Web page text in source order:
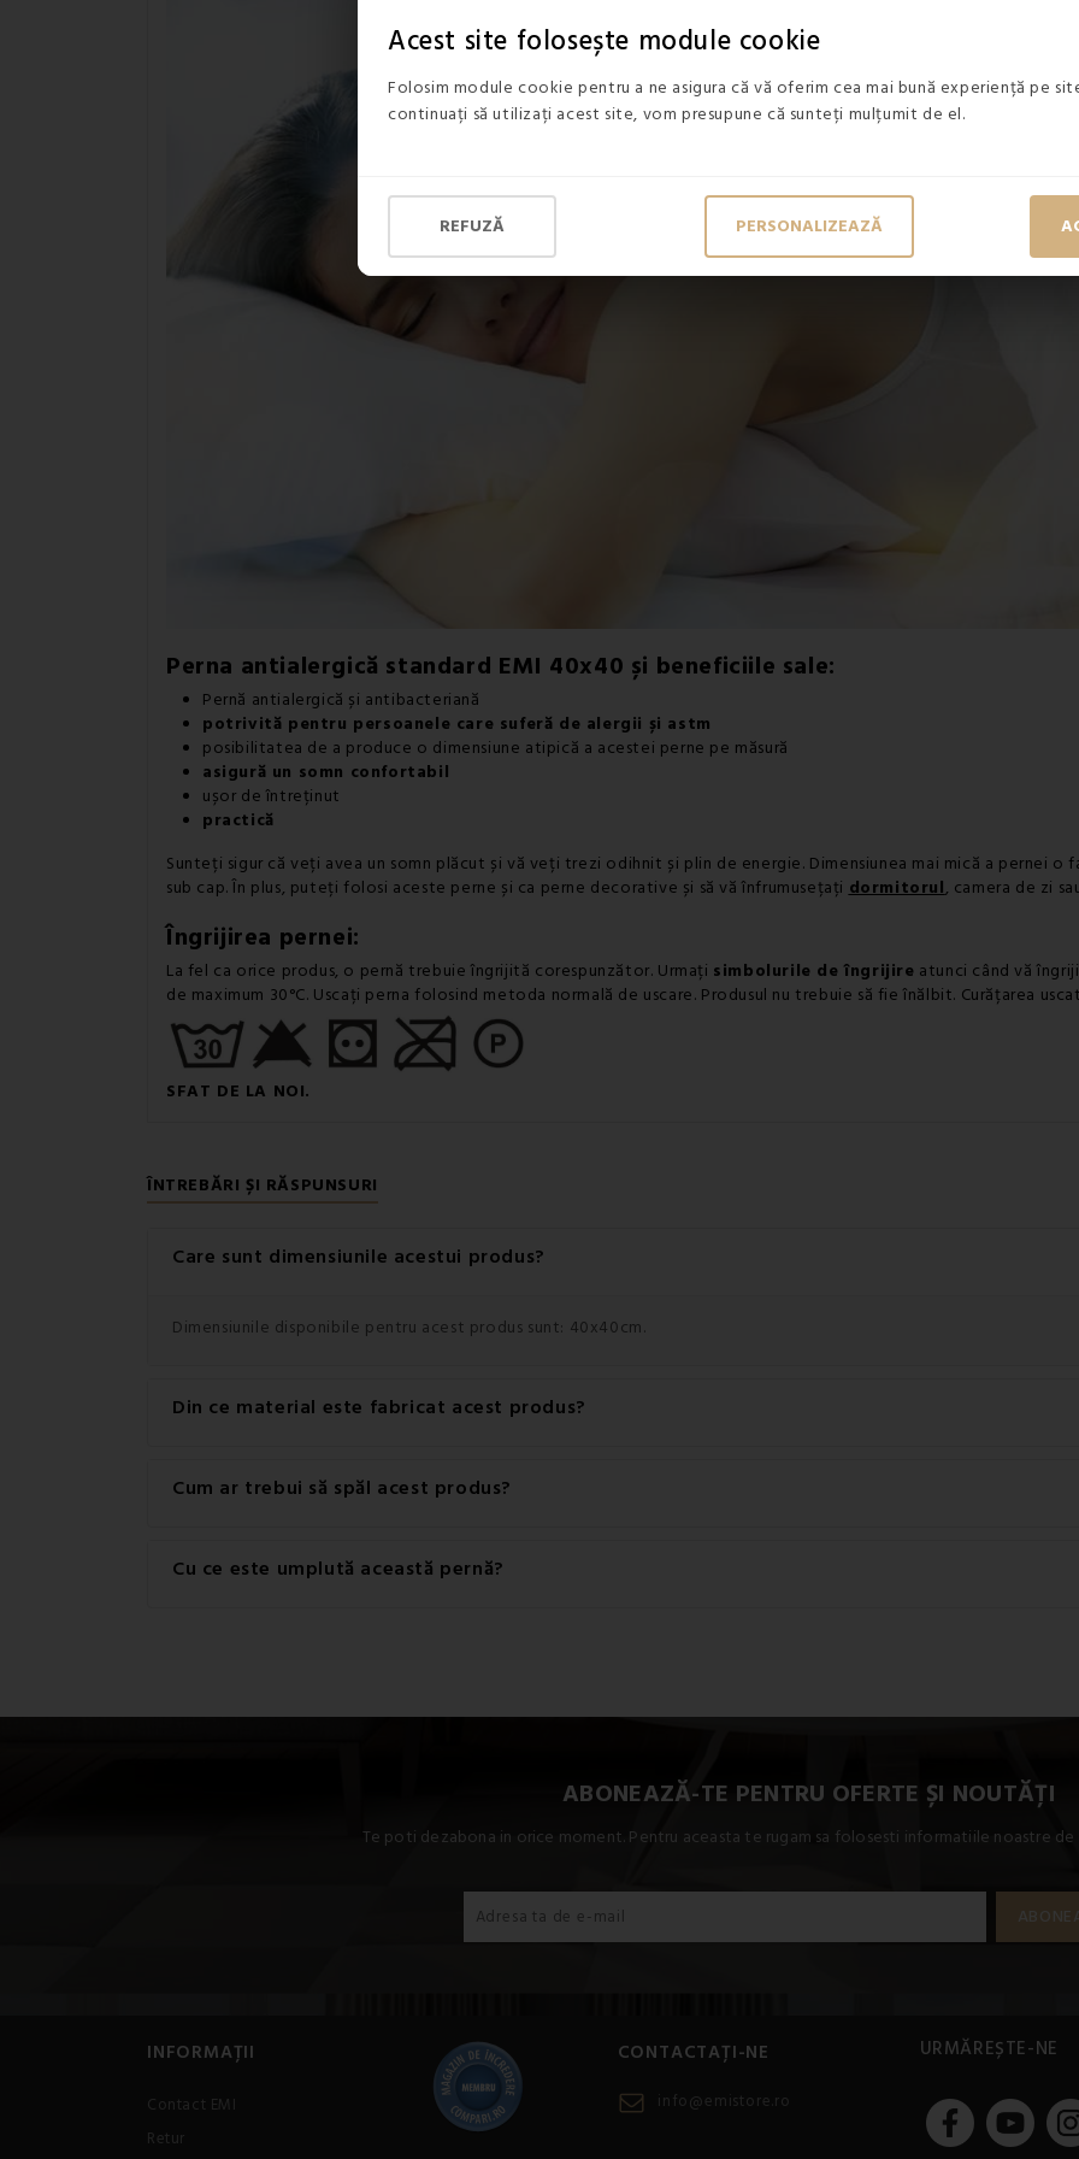
Acest site folosește module cookie
Folosim module cookie pentru a ne asigura că vă oferim cea mai bună experiență pe
continuați să utilizați acest site, vom presupune că sunteți mulțumit de el.
REFUZĂ PERSONALIZEAZĂ
Perna antialergică standard EMI 40x40 și beneficiile sale:
Pernă antialergică și antibacteriană
potrivită pentru persoanele care suferă de alergii și astm
posibilitatea de a produce o dimensiune atipică a acestei perne pe măsură
asigură un somn confortabil
ușor de întreținut
practică
Sunteți sigur că veți avea un somn plăcut și vă veți trezi odihnit și plin de energie. Dimensiunea mai mică a pernei o
sub cap. În plus, puteți folosi aceste perne și ca perne decorative și să vă înfrumusețațidormitorul, camera de zi
Îngrijirea pernei:
La fel ca orice produs, o pernă trebuie îngrijită corespunzător. Urmați simbolurile de îngrijire atunci când vă
de maximum 30°C. Uscați perna folosind metoda normală de uscare. Produsul nu trebuie să fie înălbit. Curățarea
SFAT DE LA NOI.
ÎNTREBĂRI ȘI RĂSPUNSURI
Care sunt dimensiunile acestui produs?
Dimensiunile disponibile pentru acest produs sunt: 40x40cm.
Din ce material este fabricat acest produs?
Acest produs este fabricat dintr-un material de înaltă calitate: 100% bumbac.
Cum ar trebui să spăl acest produs?
Pentru cele mai bune rezultate, se recomandă spălarea acestui produs la 30°C.
Cu ce este umplută această pernă?
ABONEAZĂ-TE PENTRU OFERTE ȘI NOUTĂȚI
Te poti dezabona in orice moment. Pentru aceasta te rugam sa folosesti informatiile noastre
INFORMAȚII
Contact EMI
Retur
CONTACTAȚI-NE
info@emistore.ro
URMĂREȘTE-NE